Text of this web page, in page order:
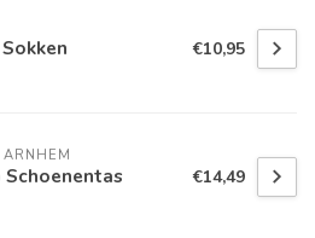
€10,95
€14,49